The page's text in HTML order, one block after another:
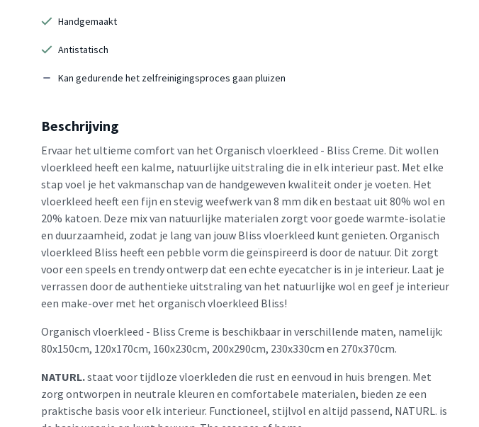
Handgemaakt
Antistatisch
Kan gedurende het zelfreinigingsproces gaan pluizen
Beschrijving
Ervaar het ultieme comfort van het Organisch vloerkleed - Bliss Creme. Dit wollen
vloerkleed heeft een kalme, natuurlijke uitstraling die in elk interieur past. Met elke
stap voel je het vakmanschap van de handgeweven kwaliteit onder je voeten. Het
vloerkleed heeft een fijn en stevig weefwerk van 8 mm dik en bestaat uit 80% wol en
20% katoen. Deze mix van natuurlijke materialen zorgt voor goede warmte-isolatie
en duurzaamheid, zodat je lang van jouw Bliss vloerkleed kunt genieten. Organisch
vloerkleed Bliss heeft een pebble vorm die geïnspireerd is door de natuur. Dit zorgt
voor een speels en trendy ontwerp dat een echte eyecatcher is in je interieur. Laat je
verrassen door de authentieke uitstraling van het natuurlijke wol en geef je interieur
een make-over met het organisch vloerkleed Bliss!
Organisch vloerkleed - Bliss Creme is beschikbaar in verschillende maten, namelijk:
80x150cm, 120x170cm, 160x230cm, 200x290cm, 230x330cm en 270x370cm.
NATURL.staat voor tijdloze vloerkleden die rust en eenvoud in huis brengen. Met
zorg ontworpen in neutrale kleuren en comfortabele materialen, bieden ze een
praktische basis voor elk interieur. Functioneel, stijlvol en altijd passend, NATURL. is